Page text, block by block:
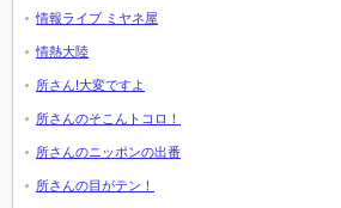
情報ライブ ミヤネ屋
情熱大陸
所さん!大変ですよ
所さんのそこんトコロ！
所さんのニッポンの出番
所さんの目がテン！